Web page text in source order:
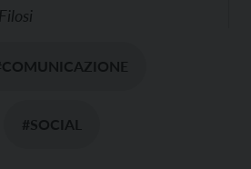
#SOCIAL